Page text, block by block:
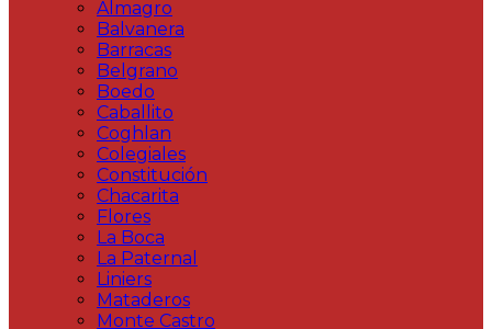
Almagro
Balvanera
Barracas
Belgrano
Boedo
Caballito
Coghlan
Colegiales
Constitución
Chacarita
Flores
La Boca
La Paternal
Liniers
Mataderos
Monte Castro